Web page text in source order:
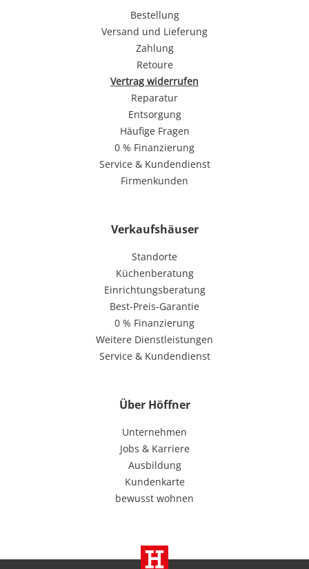
Bestellung
Versand und Lieferung
Zahlung
Retoure
Vertrag widerrufen
Reparatur
Entsorgung
Häufige Fragen
0 % Finanzierung
Service & Kundendienst
Firmenkunden
Verkaufshäuser
Standorte
Küchenberatung
Einrichtungsberatung
Best-Preis-Garantie
0 % Finanzierung
Weitere Dienstleistungen
Service & Kundendienst
Über Höffner
Unternehmen
Jobs & Karriere
Ausbildung
Kundenkarte
bewusst wohnen